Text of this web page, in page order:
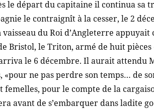
le départ du capitaine il continua sa
le contraignît à la cesser, le 2
du Roi d’Angleterre
Bristol, le Triton, armé de huit
le 6 décembre. Il aurait attendu
«pour ne pas perdre son temps… de
femelles, pour le compte de la
avant de s’embarquer dans ladite